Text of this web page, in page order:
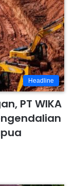
Headline
PT WIKA